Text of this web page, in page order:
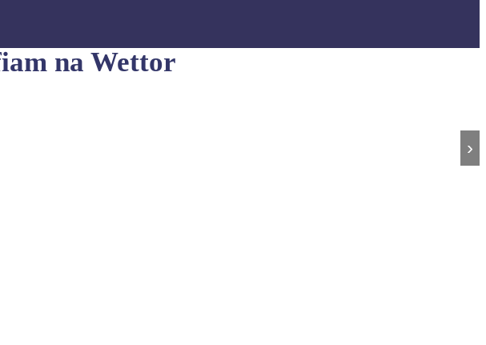
na Wettor
›